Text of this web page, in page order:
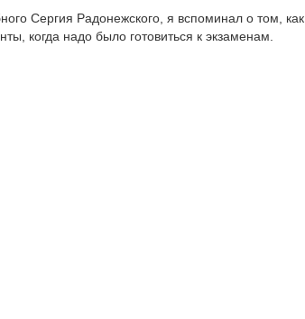
Сергия Радонежского, я вспоминал о том, как
когда надо было готовиться к экзаменам.